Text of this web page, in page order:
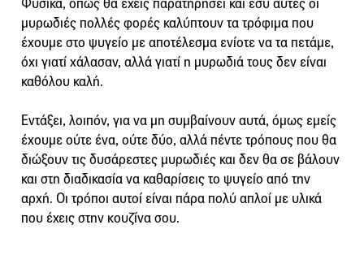
μυρωδιές πολλές φορές καλύπτουν τα τρόφιμα που
έχουμε στο ψυγείο με αποτέλεσμα ενίοτε να τα πετάμε,
όχι γιατί χάλασαν, αλλά γιατί η μυρωδιά τους δεν είναι
καθόλου καλή.
Εντάξει, λοιπόν, για να μη συμβαίνουν αυτά, όμως εμείς
έχουμε ούτε ένα, ούτε δύο, αλλά πέντε τρόπους που θα
διώξουν τις δυσάρεστες μυρωδιές και δεν θα σε βάλουν
και στη διαδικασία να καθαρίσεις το ψυγείο από την
αρχή. Οι τρόποι αυτοί είναι πάρα πολύ απλοί με υλικά
που έχεις στην κουζίνα σου.